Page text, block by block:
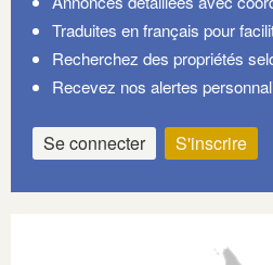
Traduites en français pour
Recherchez des propriétés
Recevez nos alertes
Se connecter S'inscrire